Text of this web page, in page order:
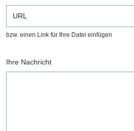
bzw. einen Link für Ihre Datei einfügen
Ihre Nachricht